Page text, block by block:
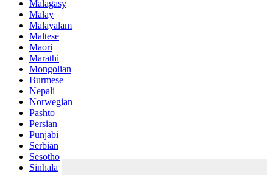
Malagasy
Malay
Malayalam
Maltese
Maori
Marathi
Mongolian
Burmese
Nepali
Norwegian
Pashto
Persian
Punjabi
Serbian
Sesotho
Sinhala